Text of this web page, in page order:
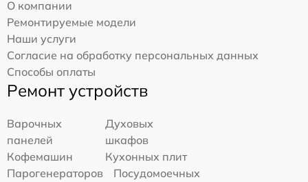
О компании
Ремонтируемые модели
Наши услуги
Согласие на обработку персональных данных
Способы оплаты
Ремонт устройств
Варочных
панелей
Духовых
шкафов
Кофемашин
Кухонных плит
Парогенераторов
Посудомоечных